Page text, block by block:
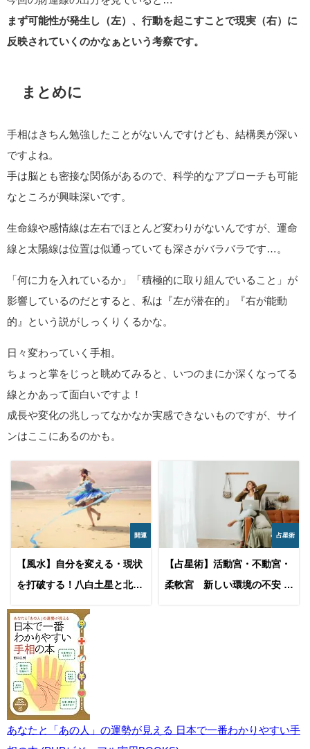
まず可能性が発生し（左）、行動を起こすことで現実（右）に
反映されていくのかなぁという考察です。
まとめに
手相はきちん勉強したことがないんですけども、結構奥が深い
ですよね。
手は脳とも密接な関係があるので、科学的なアプローチも可能
なところが興味深いです。
生命線や感情線は左右でほとんど変わりがないんですが、運命
線と太陽線は位置は似通っていても深さがバラバラです…。
「何に力を入れているか」「積極的に取り組んでいること」が
影響しているのだとすると、私は『左が潜在的』『右が能動
的』という説がしっくりくるかな。
日々変わっていく手相。
ちょっと掌をじっと眺めてみると、いつのまにか深くなってる
線とかあって面白いですよ！
成長や変化の兆しってなかなか実感できないものですが、サイ
ンはここにあるのかも。
開運
【風水】自分を変える・現状
を打破する！八白土星と北東
方法
占星術
【占星術】活動宮・不動宮・
柔軟宮 新しい環境の不安 ３
あなたと「あの人」の運勢が見える 日本で一番わかりやすい手